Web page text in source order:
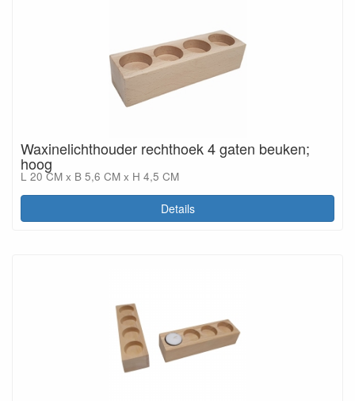
Waxinelichthouder rechthoek 4 gaten beuken;
hoog
L 20 CM x B 5,6 CM x H 4,5 CM
Details